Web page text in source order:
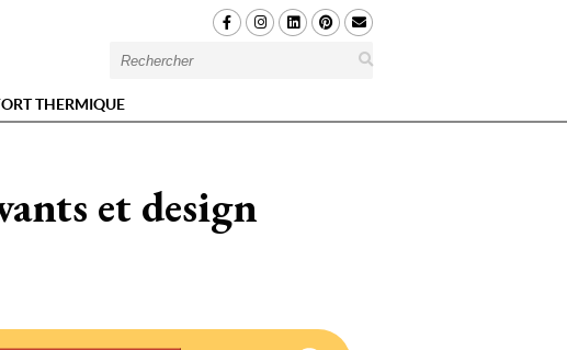
THERMIQUE
et design